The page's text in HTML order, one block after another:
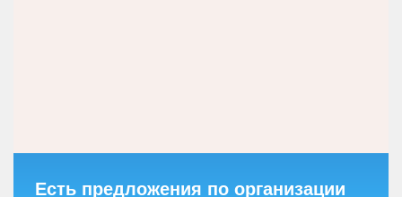
Есть предложения по организации